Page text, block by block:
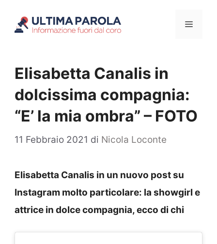
Menu
Elisabetta Canalis in
dolcissima compagnia:
“E’ la mia ombra” – FOTO
11 Febbraio 2021 di Nicola Loconte
Elisabetta Canalis in un nuovo post su
Instagram molto particolare: la showgirl e
attrice in dolce compagnia, ecco di chi